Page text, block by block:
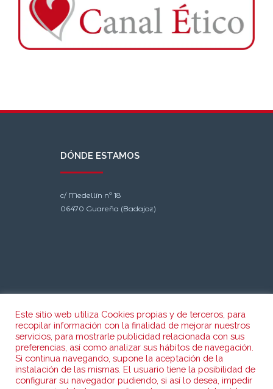
DÓNDE ESTAMOS
c/ Medellín nº 18
06470 Guareña (Badajoz)
CONTACTO
Teléfono: 924 350 156
Este sitio web utiliza Cookies propias y de terceros, para
recopilar información con la finalidad de mejorar nuestros
servicios, para mostrarle publicidad relacionada con sus
preferencias, así como analizar sus hábitos de navegación.
Si continua navegando, supone la aceptación de la
instalación de las mismas. El usuario tiene la posibilidad de
configurar su navegador pudiendo, si así lo desea, impedir